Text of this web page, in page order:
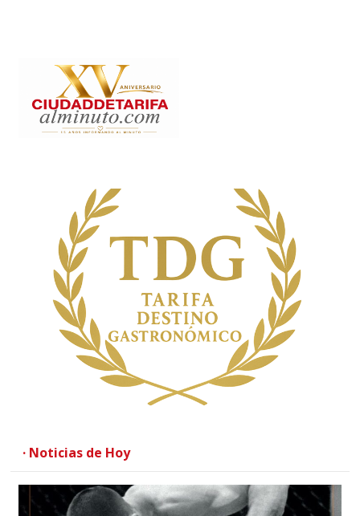
· Noticias de Hoy